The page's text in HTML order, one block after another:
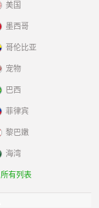
美国
墨西哥
哥伦比亚
宠物
巴西
菲律宾
黎巴嫩
海湾
所有列表